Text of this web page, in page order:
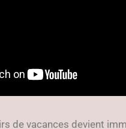
de vacances devient